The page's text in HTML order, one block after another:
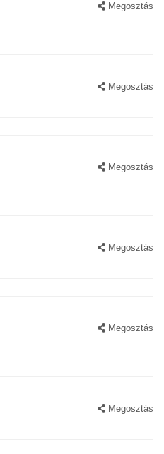
Megosztás
Megosztás
Megosztás
Megosztás
Megosztás
Megosztás